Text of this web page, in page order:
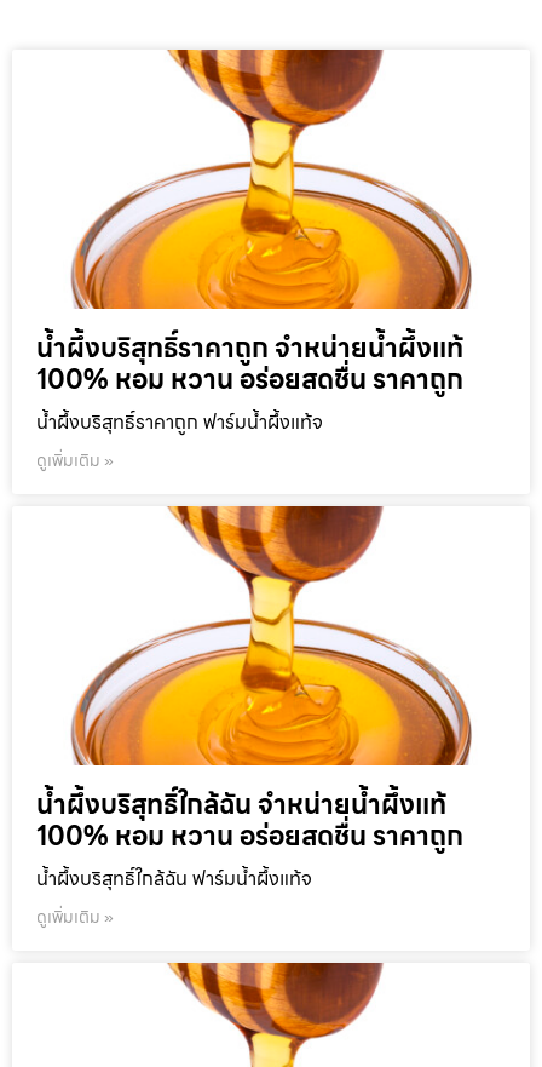
น้ำผึ้งบริสุทธิ์ราคาถูก จำหน่ายน้ำผึ้งแท้
100% หอม หวาน อร่อยสดชื่น ราคาถูก
น้ำผึ้งบริสุทธิ์ราคาถูก ฟาร์มน้ำผึ้งแท้จ
ดูเพิ่มเติม »
น้ำผึ้งบริสุทธิ์ใกล้ฉัน จำหน่ายน้ำผึ้งแท้
100% หอม หวาน อร่อยสดชื่น ราคาถูก
น้ำผึ้งบริสุทธิ์ใกล้ฉัน ฟาร์มน้ำผึ้งแท้จ
ดูเพิ่มเติม »